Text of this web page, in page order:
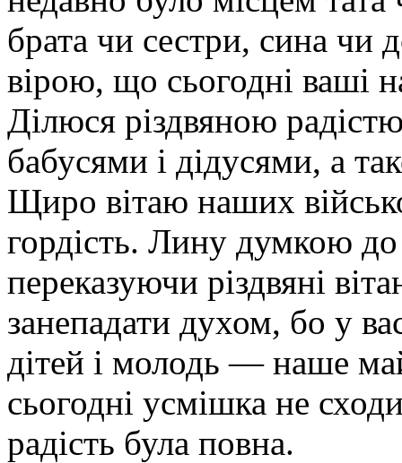
брата чи сестри, сина чи
вірою, що сьогодні ваші
Ділюся різдвяною
бабусями і дідусями, а
Щиро вітаю наших
гордість. Лину думкою
переказуючи різдвяні
занепадати духом, бо у
дітей і молодь — наше
сьогодні усмішка не
радість була повна.